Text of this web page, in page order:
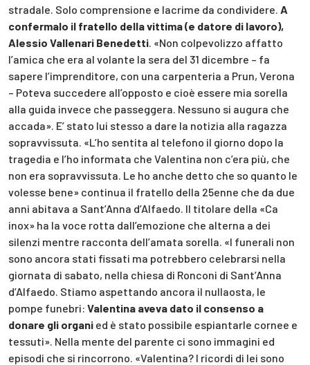
stradale. Solo comprensione e lacrime da condividere. A
confermalo il fratello della vittima (e datore di lavoro),
Alessio Vallenari Benedetti . «Non colpevolizzo affatto
l’amica che era al volante la sera del 31 dicembre – fa
sapere l’imprenditore, con una carpenteria a Prun, Verona
– Poteva succedere all’opposto e cioè essere mia sorella
alla guida invece che passeggera. Nessuno si augura che
accada». E’ stato lui stesso a dare la notizia alla ragazza
sopravvissuta. «L’ho sentita al telefono il giorno dopo la
tragedia e l’ho informata che Valentina non c’era più, che
non era sopravvissuta. Le ho anche detto che so quanto le
volesse bene» continua il fratello della 25enne che da due
anni abitava a Sant’Anna d’Alfaedo. Il titolare della «Ca
inox» ha la voce rotta dall’emozione che alterna a dei
silenzi mentre racconta dell’amata sorella. «I funerali non
sono ancora stati fissati ma potrebbero celebrarsi nella
giornata di sabato, nella chiesa di Ronconi di Sant’Anna
d’Alfaedo. Stiamo aspettando ancora il nullaosta, le
pompe funebri: Valentina aveva dato il consenso a
donare gli organi ed è stato possibile espiantarle cornee e
tessuti». Nella mente del parente ci sono immagini ed
episodi che si rincorrono. «Valentina? I ricordi di lei sono